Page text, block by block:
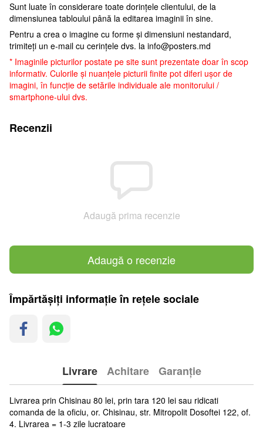
Sunt luate în considerare toate dorințele clientului, de la
dimensiunea tabloului până la editarea imaginii în sine.
Pentru a crea o imagine cu forme și dimensiuni nestandard,
trimiteți un e-mail cu cerințele dvs. la info@posters.md
* Imaginile picturilor postate pe site sunt prezentate doar în scop
informativ. Culorile și nuanțele picturii finite pot diferi ușor de
imagini, în funcție de setările individuale ale monitorului /
smartphone-ului dvs.
Recenzii
Adaugă prima recenzie
Adaugă o recenzie
Împărtășiți informație în rețele sociale
Livrare Achitare Garanție
Livrarea prin Chisinau 80 lei, prin tara 120 lei sau ridicati
comanda de la oficiu, or. Chisinau, str. Mitropolit Dosoftei 122, of.
4. Livrarea = 1-3 zile lucratoare